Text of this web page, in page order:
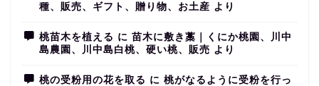
種、販売、ギフト、贈り物、お土産 より
桃苗木を植える に 苗木に敷き藁｜くにか桃園、川中
島農園、川中島白桃、硬い桃、販売 より
桃の受粉用の花を取る に 桃がなるように受粉を行っ